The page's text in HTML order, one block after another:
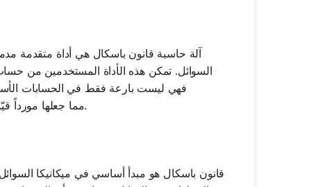
آلة حاسبة قانون باسكال هي أداة متقدمة
السوائل. تمكن هذه الأداة المستخدمين من
فهي ليست بارعة فقط في الحسابات
والتفاعل مع واجهة الدردشة LLM، مما جعلها مورداً قيّماً سواء في التطبيقات الأكاديمية أو المهنية.
قانون باسكال هو مبدأ أساسي في ميكانيكا